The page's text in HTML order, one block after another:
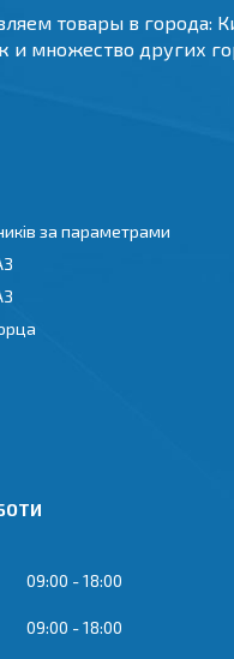
товары в города:
и множество других
за параметрами
09:00 18:00
09:00 18:00